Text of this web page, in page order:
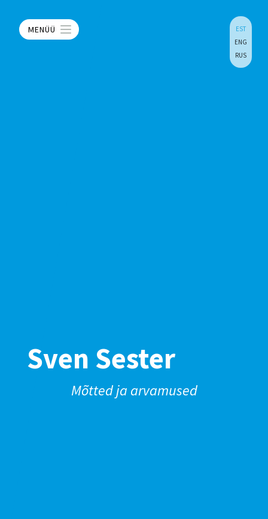
MENÜÜ
EST
ENG
RUS
Sven Sester
Mõtted ja arvamused